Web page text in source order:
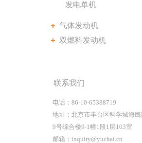
发电单机
气体发动机
双燃料发动机
联系我们
电话：86-10-65388719
地址：北京市丰台区科学城海鹰
9号综合楼9-1幢1段1层103室
邮箱：inquiry@yuchai.cn